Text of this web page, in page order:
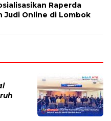
Raperda
Judi Online di Lombok